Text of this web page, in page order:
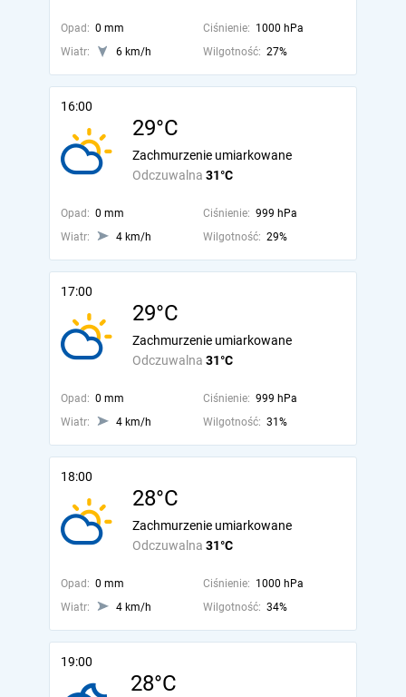
Opad: 0 mm Ciśnienie: 1000 hPa
Wiatr:
6 km/h Wilgotność: 27%
16:00
29°C
Odczuwalna 31°C
Zachmurzenie umiarkowane
Opad: 0 mm Ciśnienie: 999 hPa
Wiatr:
4 km/h Wilgotność: 29%
17:00
29°C
Odczuwalna 31°C
Zachmurzenie umiarkowane
Opad: 0 mm Ciśnienie: 999 hPa
Wiatr:
4 km/h Wilgotność: 31%
18:00
28°C
Odczuwalna 31°C
Zachmurzenie umiarkowane
Opad: 0 mm Ciśnienie: 1000 hPa
Wiatr:
4 km/h Wilgotność: 34%
19:00
28°C